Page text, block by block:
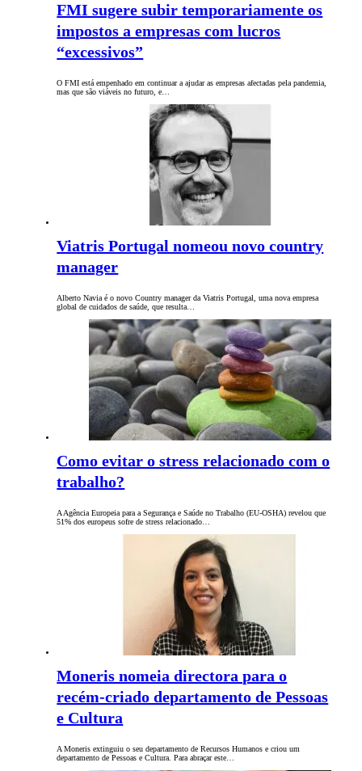
FMI sugere subir temporariamente os
impostos a empresas com lucros
“excessivos”
O FMI está empenhado em continuar a ajudar as empresas afectadas pela pandemia,
mas que são viáveis no futuro, e…
Viatris Portugal nomeou novo country
manager
Alberto Navia é o novo Country manager da Viatris Portugal, uma nova empresa
global de cuidados de saúde, que resulta…
Como evitar o stress relacionado com o
trabalho?
A Agência Europeia para a Segurança e Saúde no Trabalho (EU-OSHA) revelou que
51% dos europeus sofre de stress relacionado…
Moneris nomeia directora para o
recém-criado departamento de Pessoas
e Cultura
A Moneris extinguiu o seu departamento de Recursos Humanos e criou um
departamento de Pessoas e Cultura. Para abraçar este…